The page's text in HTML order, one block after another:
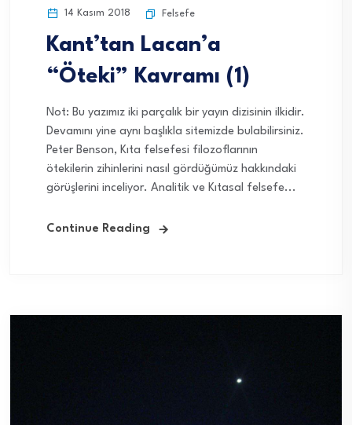
14 Kasım 2018 Felsefe
Kant’tan Lacan’a
“Öteki” Kavramı (1)
Not: Bu yazımız iki parçalık bir yayın dizisinin ilkidir.
Devamını yine aynı başlıkla sitemizde bulabilirsiniz.
Peter Benson, Kıta felsefesi filozoflarının
ötekilerin zihinlerini nasıl gördüğümüz hakkındaki
görüşlerini inceliyor. Analitik ve Kıtasal felsefe...
Continue Reading